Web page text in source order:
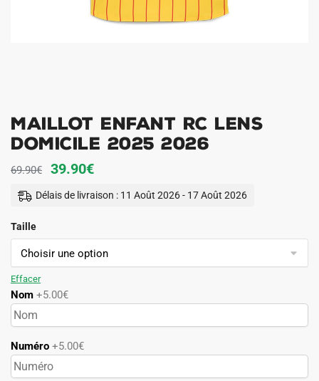
Maillot Enfant RC Lens
Domicile 2025 2026
69.90€
Le
prix
69.90€.
39.90€Le
prix
39.90€.
Délais de livraison : 11 Août 2026 - 17 Août 2026
Taille
Effacer
Nom +5.00€
Numéro +5.00€